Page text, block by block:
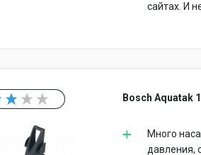
сайтах. И
Bosch Aquatak
Много
давления,